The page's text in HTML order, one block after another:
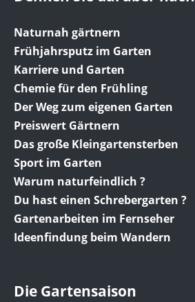
Naturnah gärtnern
Frühjahrsputz im Garten
Karriere und Garten
Chemie für den Frühling
Der Weg zum eigenen Garten
Preiswert Gärtnern
Das große Kleingartensterben
Sport im Garten
Warum naturfeindlich ?
Du hast einen Schrebergarten ?
Gartenarbeiten im Fernseher
Ideenfindung beim Wandern
Die Gartensaison